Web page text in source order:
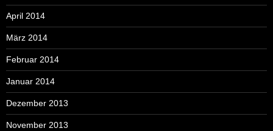
April 2014
März 2014
Februar 2014
Januar 2014
Dezember 2013
November 2013